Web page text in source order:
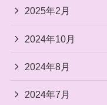
2025年2月
2024年10月
2024年8月
2024年7月